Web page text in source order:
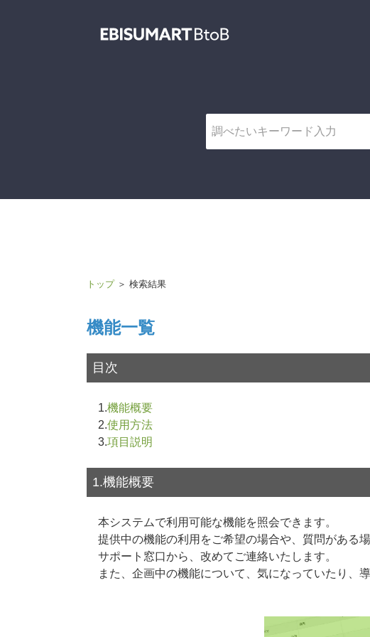
機能一覧 |
トップ ＞ 検索結果
機能一覧
目次
1.機能概要
2.使用方法
3.項目説明
1.機能概要
本システムで利用可能な機能を照会できます。
提供中の機能の利用をご希望の場合や、質問がある
サポート窓口から、改めてご連絡いたします。
また、企画中の機能について、気になっていたり、